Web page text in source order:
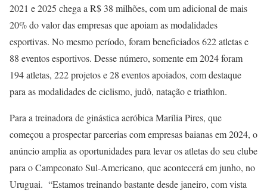
2021 e 2025 chega a R$ 38 milhões, com um adicional de mais
20% do valor das empresas que apoiam as modalidades
esportivas. No mesmo período, foram beneficiados 622 atletas e
88 eventos esportivos. Desse número, somente em 2024 foram
194 atletas, 222 projetos e 28 eventos apoiados, com destaque
para as modalidades de ciclismo, judô, natação e triathlon.
Para a treinadora de ginástica aeróbica Marília Pires, que
começou a prospectar parcerias com empresas baianas em 2024, o
anúncio amplia as oportunidades para levar os atletas do seu clube
para o Campeonato Sul-Americano, que acontecerá em junho, no
Uruguai. “Estamos treinando bastante desde janeiro, com vista